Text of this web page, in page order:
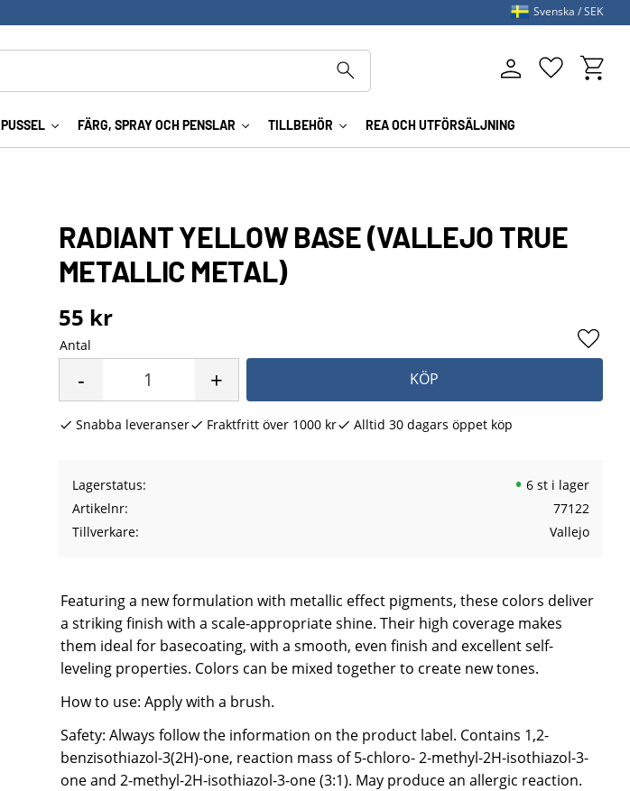
PUSSEL FÄRG, SPRAY OCH PENSLAR TILLBEHÖR REA OCH UTFÖRSÄLJNING
Favoriter
Svenska SEK
RADIANT YELLOW BASE (VALLEJO TRUE
METALLIC METAL)
55 kr
Antal
+
- KÖP
Lägg
Snabba leveranser Fraktfritt över 1000 kr Alltid 30 dagars öppet köp
Lagerstatus
6 st i lager
Artikelnr
77122
Tillverkare
Vallejo
Featuring a new formulation with metallic effect pigments, these colors deliver
a striking finish with a scale-appropriate shine. Their high coverage makes
them ideal for basecoating, with a smooth, even finish and excellent self-
leveling properties. Colors can be mixed together to create new tones.
How to use: Apply with a brush.
Safety: Always follow the information on the product label. Contains 1,2-
benzisothiazol-3(2H)-one, reaction mass of 5-chloro- 2-methyl-2H-isothiazol-3-
one and 2-methyl-2H-isothiazol-3-one (3:1). May produce an allergic reaction.